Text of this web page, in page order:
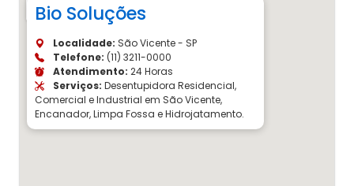
Bio Soluções
Localidade: São Vicente - SP
Telefone: (11) 3211-0000
Atendimento: 24 Horas
Serviços: Desentupidora Residencial,
Comercial e Industrial em São Vicente,
Encanador, Limpa Fossa e Hidrojatamento.